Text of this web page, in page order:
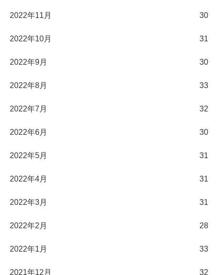
2022年11月 30
2022年10月 31
2022年9月 30
2022年8月 33
2022年7月 32
2022年6月 30
2022年5月 31
2022年4月 31
2022年3月 31
2022年2月 28
2022年1月 33
2021年12月 32